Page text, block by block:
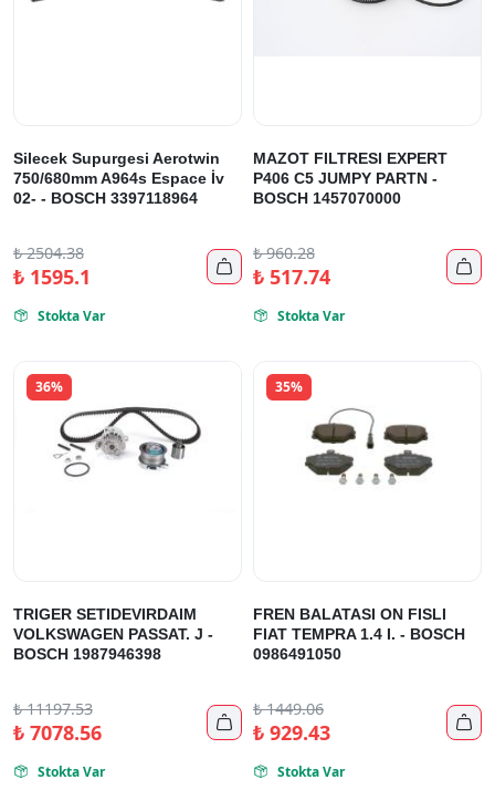
Silecek Supurgesi Aerotwin
750/680mm A964s Espace İv
02- - BOSCH 3397118964
₺2504.38
₺1595.1 
 Stokta Var
MAZOT FILTRESI EXPERT
P406 C5 JUMPY PARTN -
BOSCH 1457070000
₺960.28
₺517.74 
 Stokta Var
36%
TRIGER SETIDEVIRDAIM
VOLKSWAGEN PASSAT. J -
BOSCH 1987946398
₺11197.53
₺7078.56 
 Stokta Var
35%
FREN BALATASI ON FISLI
FIAT TEMPRA 1.4 I. - BOSCH
0986491050
₺1449.06
₺929.43 
 Stokta Var